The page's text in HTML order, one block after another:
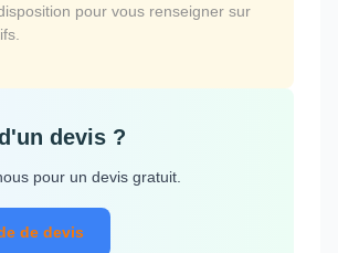
pour vous renseigner sur
devis ?
pour un devis gratuit.
de devis